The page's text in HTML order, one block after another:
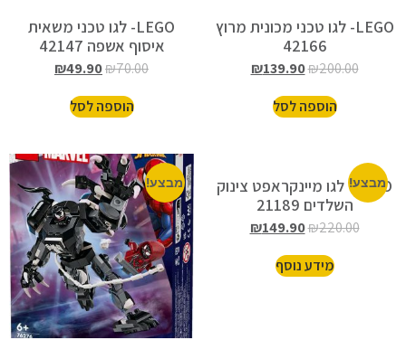
LEGO- לגו טכני מכונית מרוץ
42166
₪200.00
₪139.90
הוספה לסל
LEGO- לגו טכני משאית
איסוף אשפה 42147
₪70.00
₪49.90
הוספה לסל
מבצע!LEGO- לגו מיינקראפט צינוק
השלדים 21189
₪220.00
₪149.90
מידע נוסף
מבצע!